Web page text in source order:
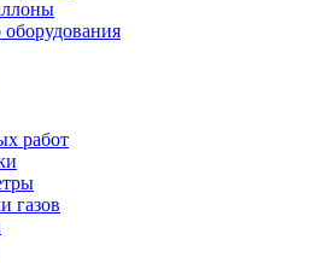
работ
газов